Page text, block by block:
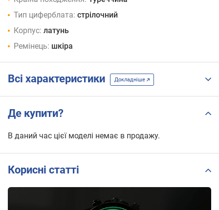
Тип циферблата: стрілочний
Корпус: латунь
Ремінець: шкіра
Всі характеристики Докладніше
Де купити?
В даний час цієї моделі немає в продажу.
Корисні статті